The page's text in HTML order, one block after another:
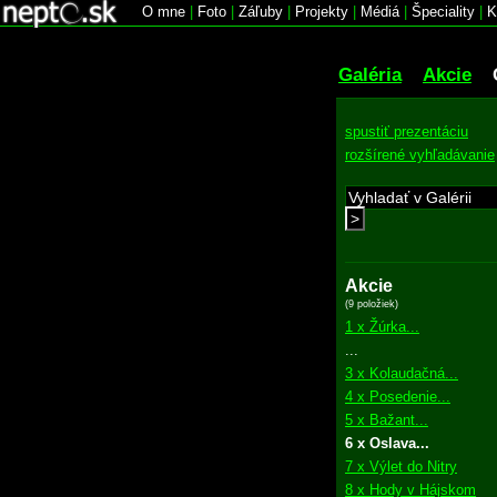
O mne Foto Záľuby Projekty Médiá| Špeciality
Galéria Akcie
spustiť prezentáciu
rozšírené vyhľadávanie
>
Akcie
(9 položiek)
1 x Žúrka...
3 x Kolaudačná...
4 x Posedenie...
5 x Bažant...
6 x Oslava...
7 x Výlet do Nitry
8 x Hody v Hájskom